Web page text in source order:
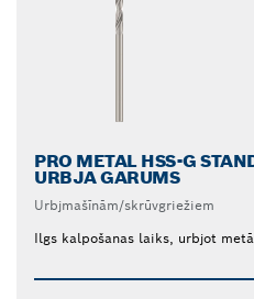
PRO METAL HSS-G
URBJA GARUMS
Urbjmašīnām/skrūvgriežiem
Ilgs kalpošanas laiks, urbjot